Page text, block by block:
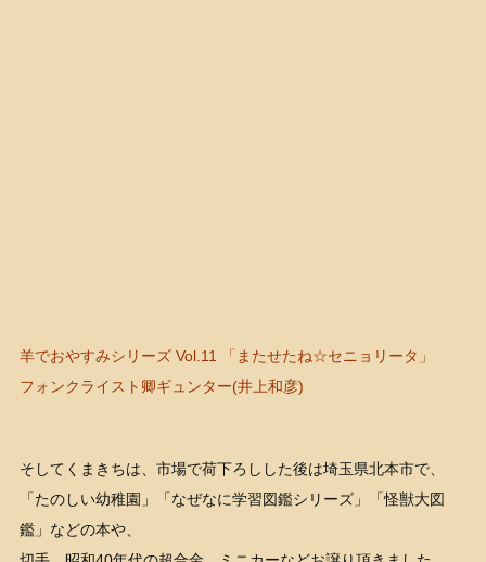
羊でおやすみシリーズ Vol.11 「またせたね☆セニョリータ」
フォンクライスト卿ギュンター(井上和彦)
そしてくまきちは、市場で荷下ろしした後は埼玉県北本市で、
「たのしい幼稚園」「なぜなに学習図鑑シリーズ」「怪獣大図
鑑」などの本や、